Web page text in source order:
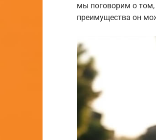
мы поговорим о том,
преимущества он